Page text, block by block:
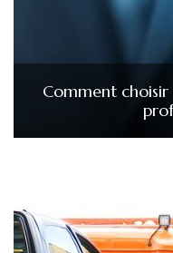
Comment